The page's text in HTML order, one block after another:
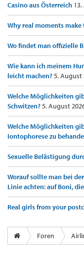
Casino aus Österreich
Why real moments
Wo findet man offizielle
Wie kann ich meinem
leicht machen?5. August
Welche Möglichkeiten
Schwitzen?5. August
Welche Möglichkeiten
Iontophorese zu
Sexuelle Belästigung
Worauf sollte man bei
Linie achten: auf Boni,
Real girls from your
Foren